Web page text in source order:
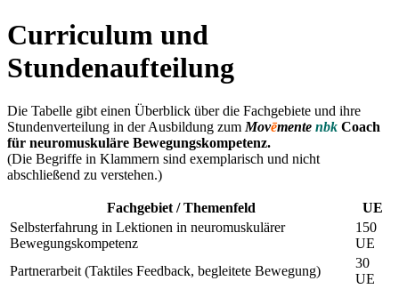
Curriculum und
Stundenaufteilung
Die Tabelle gibt einen Überblick über die Fachgebiete und ihre
Stundenverteilung in der Ausbildung zum Movēmente nbk Coach
für neuromuskuläre Bewegungskompetenz.
(Die Begriffe in Klammern sind exemplarisch und nicht
abschließend zu verstehen.)
Fachgebiet / Themenfeld UE
Selbsterfahrung in Lektionen in neuromuskulärer
Bewegungskompetenz
150
UE
Partnerarbeit (Taktiles Feedback, begleitete Bewegung)
30
UE